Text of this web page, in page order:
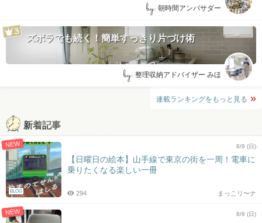
by: 朝時間アンバサダー
ズボラでも続く！簡単すっきり片づけ術
by: 整理収納アドバイザー みほ
連載ランキングをもっと見る
新着記事
NEW
BLOG
8/9 (日)
【日曜日の絵本】山手線で東京の街を一周！電車に
乗りたくなる楽しい一冊
まっこリ〜ナ
294
NEW 8/9 (日)